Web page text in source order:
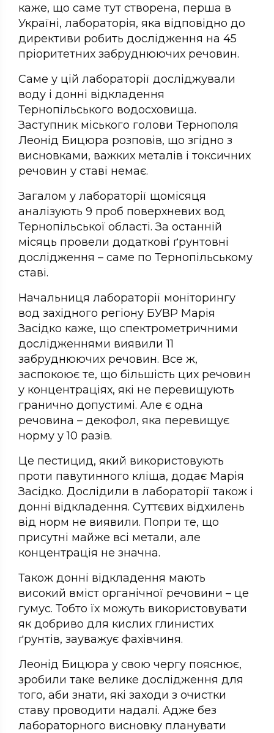
каже, що саме тут створена, перша в
Україні, лабораторія, яка відповідно до
директиви робить дослідження на 45
пріоритетних забруднюючих речовин.
Саме у цій лабораторії досліджували
воду і донні відкладення
Тернопільського водосховища.
Заступник міського голови Тернополя
Леонід Бицюра розповів, що згідно з
висновками, важких металів і токсичних
речовин у ставі немає.
Загалом у лабораторії щомісяця
аналізують 9 проб поверхневих вод
Тернопільської області. За останній
місяць провели додаткові ґрунтовні
дослідження – саме по Тернопільському
ставі.
Начальниця лабораторії моніторингу
вод західного регіону БУВР Марія
Засідко каже, що спектрометричними
дослідженнями виявили 11
забруднюючих речовин. Все ж,
заспокоює те, що більшість цих речовин
у концентраціях, які не перевищують
гранично допустимі. Але є одна
речовина – декофол, яка перевищує
норму у 10 разів.
Це пестицид, який використовують
проти павутинного кліща, додає Марія
Засідко. Дослідили в лабораторії також і
донні відкладення. Суттєвих відхилень
від норм не виявили. Попри те, що
присутні майже всі метали, але
концентрація не значна.
Також донні відкладення мають
високий вміст органічної речовини – це
гумус. Тобто їх можуть використовувати
як добриво для кислих глинистих
ґрунтів, зауважує фахівчиня.
Леонід Бицюра у свою чергу пояснює,
зробили таке велике дослідження для
того, аби знати, які заходи з очистки
ставу проводити надалі. Адже без
лабораторного висновку планувати